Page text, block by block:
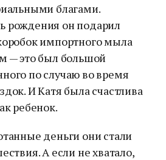
благами.
рождения он подарил
импортного мыла
— это был большой
по случаю во время
И Катя была счастлива
ребенок.
деньги они стали
А если не хватало,